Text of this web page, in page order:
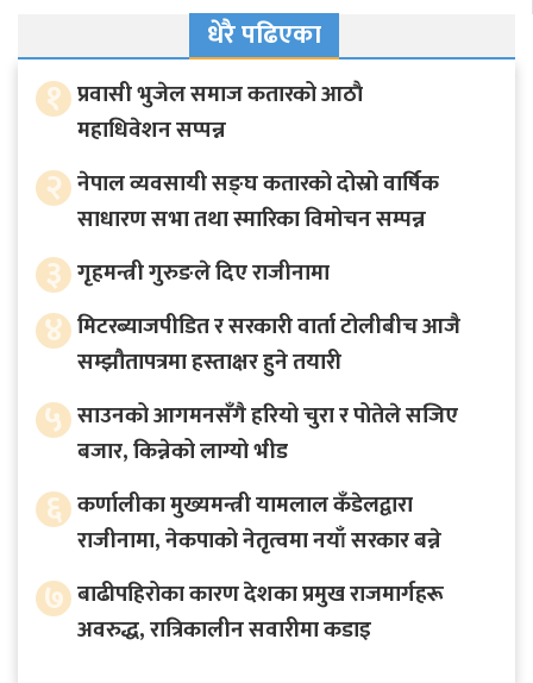
धेरै पढिएका
१ प्रवासी भुजेल समाज कतारको आठाै
महाधिवेशन सप्पन्न
२ नेपाल व्यवसायी सङ्घ कतारको दोस्रो वार्षिक
साधारण सभा तथा स्मारिका विमोचन सम्पन्न
३ गृहमन्त्री गुरुङले दिए राजीनामा
४ मिटरब्याजपीडित र सरकारी वार्ता टोलीबीच आजै
सम्झौतापत्रमा हस्ताक्षर हुने तयारी
५ साउनको आगमनसँगै हरियो चुरा र पोतेले सजिए
बजार, किन्नेको लाग्यो भीड
६ कर्णालीका मुख्यमन्त्री यामलाल कँडेलद्वारा
राजीनामा, नेकपाको नेतृत्वमा नयाँ सरकार बन्ने
७ बाढीपहिरोका कारण देशका प्रमुख राजमार्गहरू
अवरुद्ध, रात्रिकालीन सवारीमा कडाइ